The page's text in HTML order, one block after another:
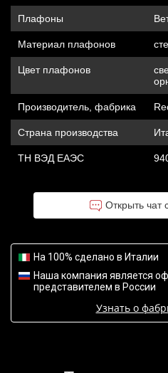
Плафоны
Материал плафонов
Цвет плафонов
Производитель, фабрика
Страна производства
ТН ВЭД ЕАЭС
Открыть чат
На 100% сделано в Италии
Наша компания является
представителем в России
Узнать о